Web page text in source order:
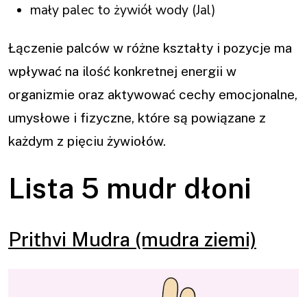
mały palec to żywiół wody (Jal)
Łączenie palców w różne kształty i pozycje ma
wpływać na ilość konkretnej energii w
organizmie oraz aktywować cechy emocjonalne,
umysłowe i fizyczne, które są powiązane z
każdym z pięciu żywiołów.
Lista 5 mudr dłoni
Prithvi Mudra (mudra ziemi)